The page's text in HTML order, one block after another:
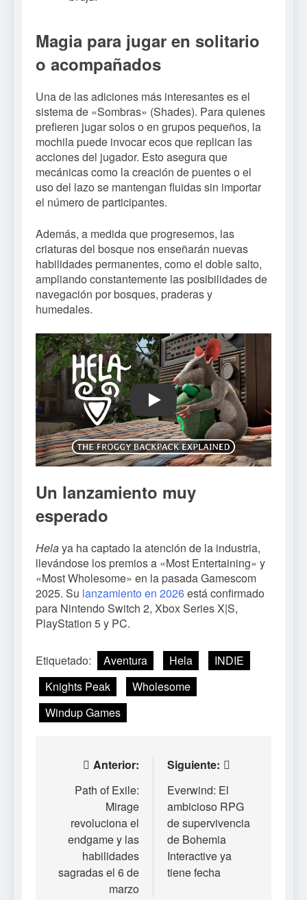
Magia para jugar en solitario
o acompañados
Una de las adiciones más interesantes es el
sistema de «Sombras» (Shades). Para quienes
prefieren jugar solos o en grupos pequeños, la
mochila puede invocar ecos que replican las
acciones del jugador. Esto asegura que
mecánicas como la creación de puentes o el
uso del lazo se mantengan fluidas sin importar
el número de participantes.
Además, a medida que progresemos, las
criaturas del bosque nos enseñarán nuevas
habilidades permanentes, como el doble salto,
ampliando constantemente las posibilidades de
navegación por bosques, praderas y
humedales.
Play
Un lanzamiento muy
esperado
Helaya ha captado la atención de la industria,
llevándose los premios a «Most Entertaining» y
«Most Wholesome» en la pasada Gamescom
2025. Su lanzamiento en 2026está confirmado
para Nintendo Switch 2, Xbox Series X|S,
PlayStation 5 y PC.
Etiquetado: Aventura Hela
INDIE
Knights Peak
Wholesome
Windup Games
Navegación
entradas
Anterior:
Path of Exile:
Mirage
revoluciona el
endgame y las
habilidades
sagradas el 6 de
marzo
Siguiente:
Everwind: El
ambicioso RPG
de supervivencia
de Bohemia
Interactive ya
tiene fecha